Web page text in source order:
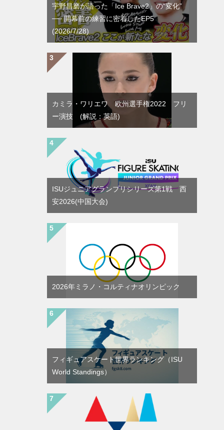
宇野昌磨が語った「Ice Brave2」の“変化”
── 開幕前の練習に密着したEP5
(2026/7/28)
カミラ・ワリエワ 欧州選手権2022 フリ
ー演技 (解説：英語)
ISUジュニアグランプリシリーズ第1戦 西
安2026(中国大会)
2026年ミラノ・コルティナオリンピック
フィギュアスケート世界ランキング（ISU
World Standings）